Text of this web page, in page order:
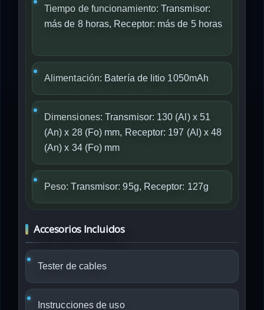
Tiempo de funcionamiento: Transmisor:
más de 8 horas, Receptor: más de 5 horas
Alimentación: Batería de litio 1050mAh
Dimensiones: Transmisor: 130 (Al) x 51
(An) x 28 (Fo) mm, Receptor: 197 (Al) x 48
(An) x 34 (Fo) mm
Peso: Transmisor: 95g, Receptor: 127g
Accesorios Incluidos
Tester de cables
Instrucciones de uso